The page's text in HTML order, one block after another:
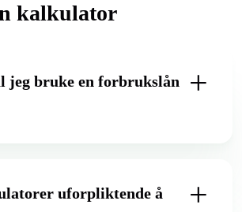
kalkulator
jeg bruke en forbrukslån
uforpliktende å